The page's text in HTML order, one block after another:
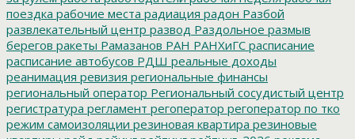
поездка рабочие места радиация радон Разбой
развлекательный центр развод Раздольное размыв
берегов ракеты Рамазанов РАН РАНХиГС расписание
расписание автобусов РДШ реальные доходы
реанимация ревизия региональные финансы
региональный оператор Региональный сосудистый центр
регистратура регламент регоператор регоператор по тко
режим самоизоляции резиновая квартира резиновые